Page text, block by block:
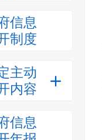
信息
制度
主动
内容
信息